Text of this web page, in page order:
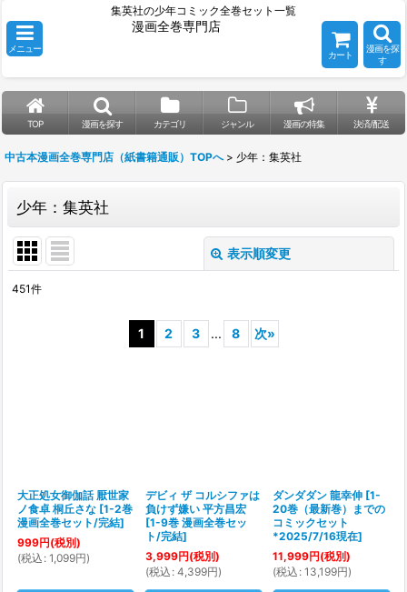
集英社の少年コミック全巻セット一覧
メニュー
漫画全巻専門店
カート
漫画を探
す
TOP 漫画を探す カテゴリ ジャンル 漫画の特集 決済/配送
中古本漫画全巻専門店（紙書籍通販）TOPへ > 少年：集英社
少年：集英社
表示順変更
451件
1 2 3 ... 8 次»
大正処女御伽話 厭世家
ノ食卓 桐丘さな [1-2巻
漫画全巻セット/完結]
999円(税別)
(税込 : 1,099円)
デビィ ザ コルシファは
負けず嫌い 平方昌宏
[1-9巻 漫画全巻セッ
ト/完結]
3,999円(税別)
(税込 : 4,399円)
ダンダダン 龍幸伸 [1-
20巻（最新巻）までの
コミックセット
*2025/7/16現在]
11,999円(税別)
(税込 : 13,199円)